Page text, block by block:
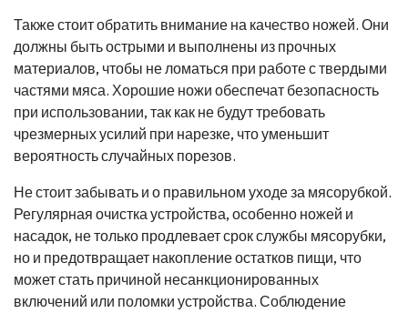
Также стоит обратить внимание на качество ножей. Они
должны быть острыми и выполнены из прочных
материалов, чтобы не ломаться при работе с твердыми
частями мяса. Хорошие ножи обеспечат безопасность
при использовании, так как не будут требовать
чрезмерных усилий при нарезке, что уменьшит
вероятность случайных порезов.
Не стоит забывать и о правильном уходе за мясорубкой.
Регулярная очистка устройства, особенно ножей и
насадок, не только продлевает срок службы мясорубки,
но и предотвращает накопление остатков пищи, что
может стать причиной несанкционированных
включений или поломки устройства. Соблюдение